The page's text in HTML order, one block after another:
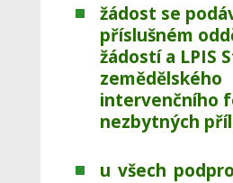
žádost se
příslušném
žádostí a LPIS
zemědělského
intervenčního
nezbytných
u všech